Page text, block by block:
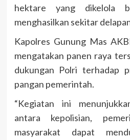
hektare yang dikelola
menghasilkan sekitar
Kapolres Gunung Mas
mengatakan panen raya
dukungan Polri terhadap
pangan pemerintah.
“Kegiatan ini
antara kepolisian,
masyarakat dapat